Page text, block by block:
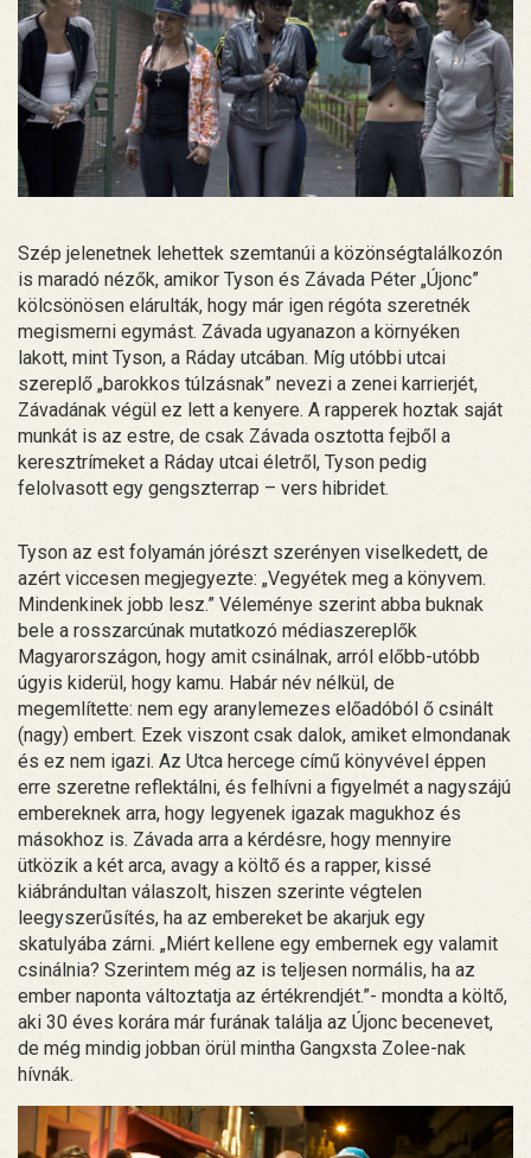
Szép jelenetnek lehettek szemtanúi a közönségtalálkozón
is maradó nézők, amikor Tyson és Závada Péter „Újonc”
kölcsönösen elárulták, hogy már igen régóta szeretnék
megismerni egymást. Závada ugyanazon a környéken
lakott, mint Tyson, a Ráday utcában. Míg utóbbi utcai
szereplő „barokkos túlzásnak” nevezi a zenei karrierjét,
Závadának végül ez lett a kenyere. A rapperek hoztak saját
munkát is az estre, de csak Závada osztotta fejből a
keresztrímeket a Ráday utcai életről, Tyson pedig
felolvasott egy gengszterrap – vers hibridet.
Tyson az est folyamán jórészt szerényen viselkedett, de
azért viccesen megjegyezte: „Vegyétek meg a könyvem.
Mindenkinek jobb lesz.” Véleménye szerint abba buknak
bele a rosszarcúnak mutatkozó médiaszereplők
Magyarországon, hogy amit csinálnak, arról előbb-utóbb
úgyis kiderül, hogy kamu. Habár név nélkül, de
megemlítette: nem egy aranylemezes előadóból ő csinált
(nagy) embert. Ezek viszont csak dalok, amiket elmondanak
és ez nem igazi. Az Utca hercege című könyvével éppen
erre szeretne reflektálni, és felhívni a figyelmét a nagyszájú
embereknek arra, hogy legyenek igazak magukhoz és
másokhoz is. Závada arra a kérdésre, hogy mennyire
ütközik a két arca, avagy a költő és a rapper, kissé
kiábrándultan válaszolt, hiszen szerinte végtelen
leegyszerűsítés, ha az embereket be akarjuk egy
skatulyába zárni. „Miért kellene egy embernek egy valamit
csinálnia? Szerintem még az is teljesen normális, ha az
ember naponta változtatja az értékrendjét.”- mondta a költő,
aki 30 éves korára már furának találja az Újonc becenevet,
de még mindig jobban örül mintha Gangxsta Zolee-nak
hívnák.